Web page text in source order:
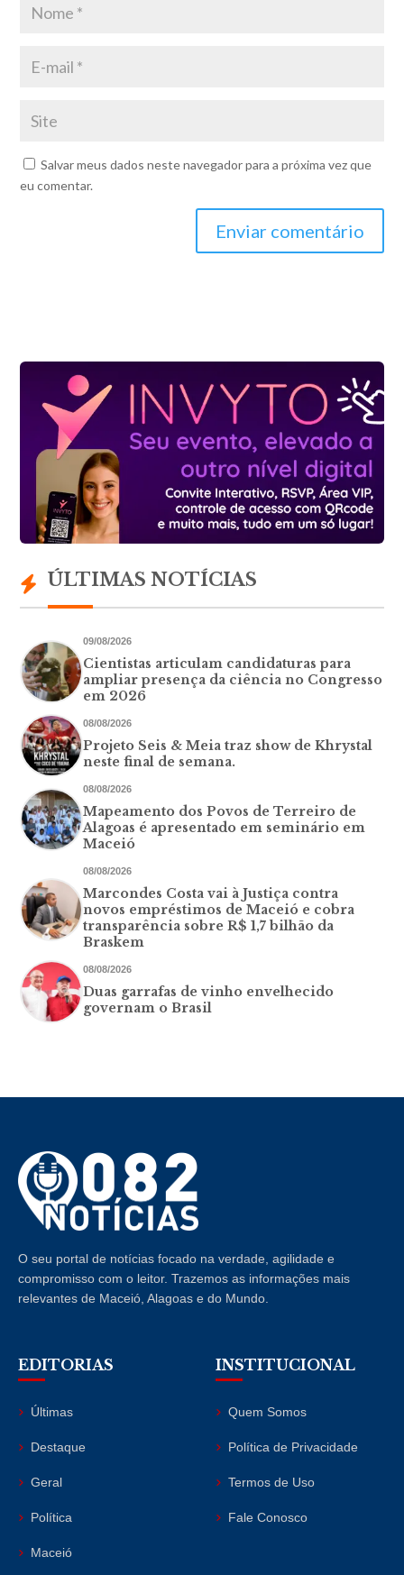
Salvar meus dados neste navegador para a próxima vez que
eu comentar.
Enviar comentário
ÚLTIMAS NOTÍCIAS
09/08/2026
Cientistas articulam candidaturas para
ampliar presença da ciência no Congresso
em 2026
08/08/2026
Projeto Seis & Meia traz show de Khrystal
neste final de semana.
08/08/2026
Mapeamento dos Povos de Terreiro de
Alagoas é apresentado em seminário em
Maceió
08/08/2026
Marcondes Costa vai à Justiça contra
novos empréstimos de Maceió e cobra
transparência sobre R$ 1,7 bilhão da
Braskem
08/08/2026
Duas garrafas de vinho envelhecido
governam o Brasil
O seu portal de notícias focado na verdade, agilidade e
compromisso com o leitor. Trazemos as informações mais
relevantes de Maceió, Alagoas e do Mundo.
EDITORIAS
Últimas
Destaque
Geral
Política
Maceió
INSTITUCIONAL
Quem Somos
Política de Privacidade
Termos de Uso
Fale Conosco